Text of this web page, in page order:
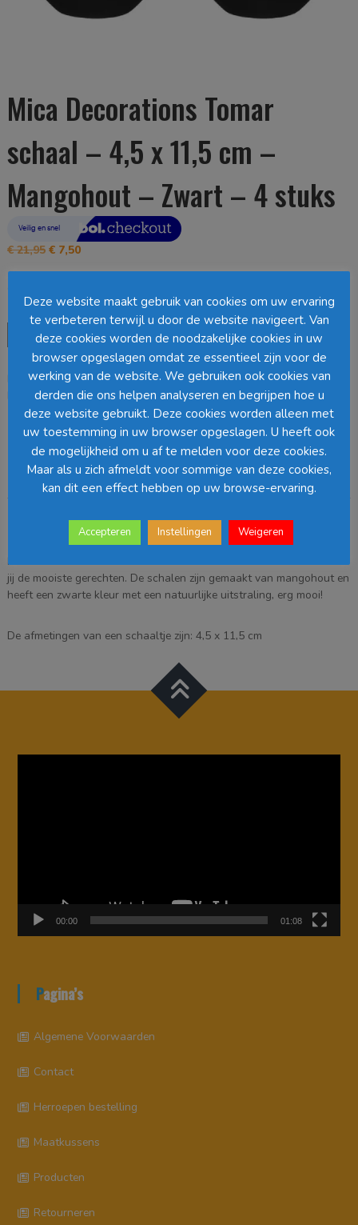
Mica Decorations Tomar
schaal – 4,5 x 11,5 cm –
Mangohout – Zwart – 4 stuks
€21,95 Oorspronkelijke
€ 21,95.
€7,50Huidige
€ 7,50.
Decorations
Tomar
schaal
Mangohout
4
stuks
aantal
Toevoegen aan winkelwagen
EAN:9508623127711 SKU:1119965 Categorie:Servies
Loading...
Barcode:
Beschrijving
Beschrijving
Met de Tomar schalen uit de collectie van Mica Decorations serveer
jij de mooiste gerechten. De schalen zijn gemaakt van mangohout en
heeft een zwarte kleur met een natuurlijke uitstraling, erg mooi!
De afmetingen van een schaaltje zijn: 4,5 x 11,5 cm
00:00 01:08
Pagina’s
Algemene Voorwaarden
Contact
Herroepen bestelling
Maatkussens
Producten
Retourneren
Deze website maakt gebruik van cookies om uw ervaring
te verbeteren terwijl u door de website navigeert. Van
deze cookies worden de noodzakelijke cookies in uw
browser opgeslagen omdat ze essentieel zijn voor de
werking van de website. We gebruiken ook cookies van
derden die ons helpen analyseren en begrijpen hoe u
deze website gebruikt. Deze cookies worden alleen met
uw toestemming in uw browser opgeslagen. U heeft ook
de mogelijkheid om u af te melden voor deze cookies.
Maar als u zich afmeldt voor sommige van deze cookies,
kan dit een effect hebben op uw browse-ervaring.
Accepteren Instellingen Weigeren